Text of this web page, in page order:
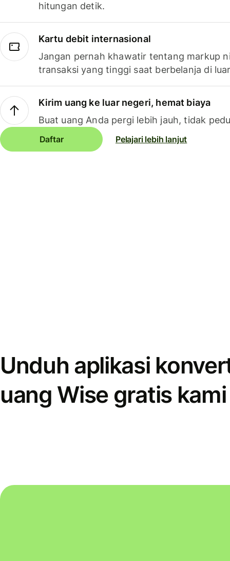
hitungan detik.
Kartu debit internasional
Jangan pernah khawatir tentang markup
transaksi yang tinggi saat berbelanja di
Kirim uang ke luar negeri, hemat biaya
Buat uang Anda pergi lebih jauh, tidak
Daftar Pelajari lebih lanjut
Unduh aplikasi
uang Wise gratis kami